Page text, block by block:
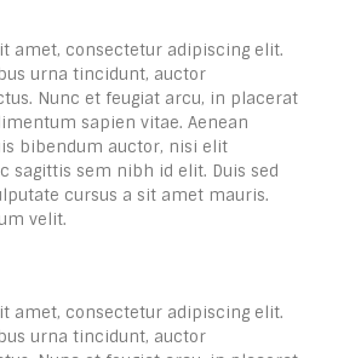
amet, consectetur adipiscing elit.
urna tincidunt, auctor
Nunc et feugiat arcu, in placerat
sapien vitae. Aenean
bibendum auctor, nisi elit
sagittis sem nibh id elit. Duis sed
cursus a sit amet mauris.
velit.
amet, consectetur adipiscing elit.
urna tincidunt, auctor